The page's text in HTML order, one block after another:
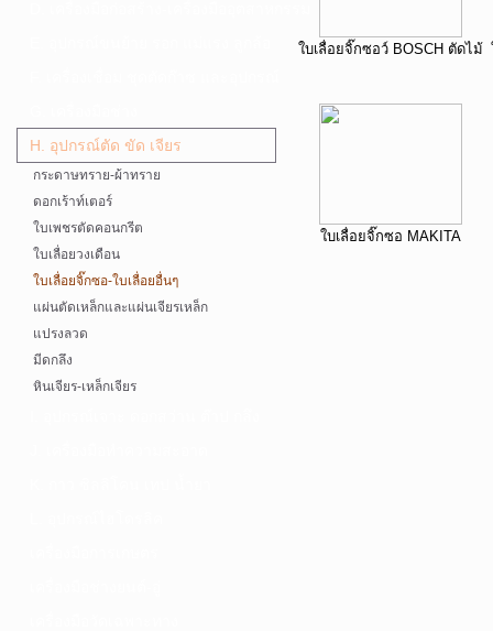
H. อุปกรณ์ตัด ขัด เจียร
กระดาษทราย-ผ้าทราย
ดอกเร้าท์เตอร์
ใบเพชรตัดคอนกรีต
ใบเลื่อยวงเดือน
ใบเลื่อยจิ๊กซอ-ใบเลื่อยอื่นๆ
แผ่นตัดเหล็กและแผ่นเจียรเหล็ก
แปรงลวด
มีดกลึง
หินเจียร-เหล็กเจียร
ใบเลื่อยจิ๊กซอว์ BOSCH ตัดไม้
ใบเลื่อยจิ๊กซอ MAKITA